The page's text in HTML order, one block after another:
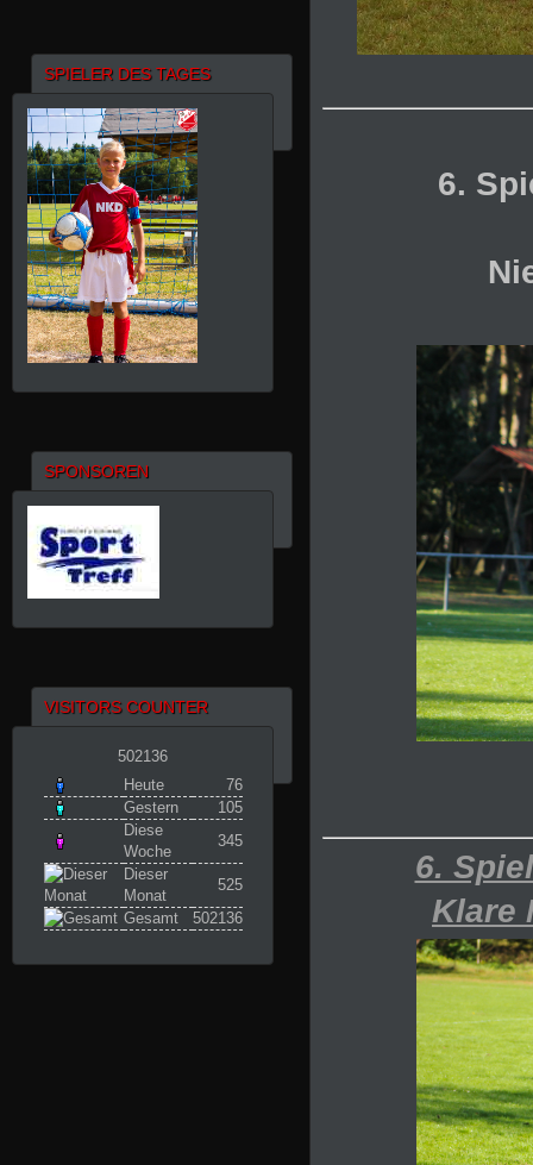
6.
6.
Klare
SPIELER DES TAGES
SPONSOREN
VISITORS COUNTER
502136
Heute
76
Gestern
105
Diese
Woche
345
Dieser
Monat
525
Gesamt
502136